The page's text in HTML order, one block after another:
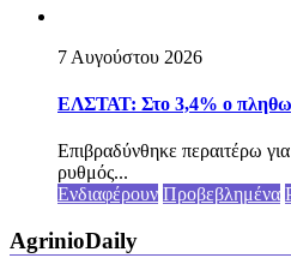
7 Αυγούστου 2026
ΕΛΣΤΑΤ: Στο 3,4% ο
Επιβραδύνθηκε περαιτέρω
ρυθμός...
Ενδιαφέρουν Προβεβλημένα
AgrinioDaily